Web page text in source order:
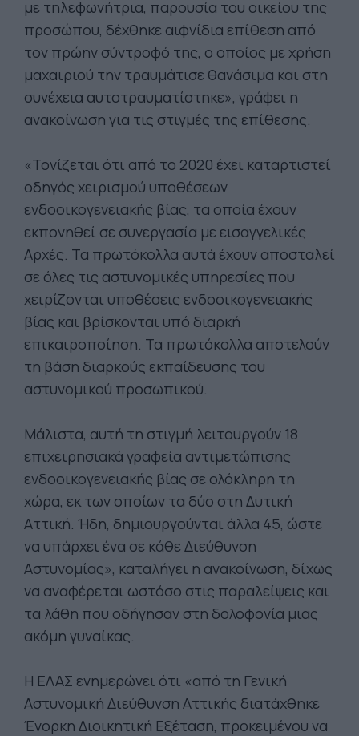
με τηλεφωνήτρια, παρουσία του οικείου της
προσώπου, δέχθηκε αιφνίδια επίθεση από
τον πρώην σύντροφό της, ο οποίος με χρήση
μαχαιριού την τραυμάτισε θανάσιμα και στη
συνέχεια αυτοτραυματίστηκε», γράφει η
ανακοίνωση για τις στιγμές της επίθεσης.
«Τονίζεται ότι από το 2020 έχει καταρτιστεί
οδηγός χειρισμού υποθέσεων
ενδοοικογενειακής βίας, τα οποία έχουν
εκπονηθεί σε συνεργασία με εισαγγελικές
Αρχές. Τα πρωτόκολλα αυτά έχουν αποσταλεί
σε όλες τις αστυνομικές υπηρεσίες που
χειρίζονται υποθέσεις ενδοοικογενειακής
βίας και βρίσκονται υπό διαρκή
επικαιροποίηση. Τα πρωτόκολλα αποτελούν
τη βάση διαρκούς εκπαίδευσης του
αστυνομικού προσωπικού.
Μάλιστα, αυτή τη στιγμή λειτουργούν 18
επιχειρησιακά γραφεία αντιμετώπισης
ενδοοικογενειακής βίας σε ολόκληρη τη
χώρα, εκ των οποίων τα δύο στη Δυτική
Αττική. Ήδη, δημιουργούνται άλλα 45, ώστε
να υπάρχει ένα σε κάθε Διεύθυνση
Αστυνομίας», καταλήγει η ανακοίνωση, δίχως
να αναφέρεται ωστόσο στις παραλείψεις και
τα λάθη που οδήγησαν στη δολοφονία μιας
ακόμη γυναίκας.
Η ΕΛΑΣ ενημερώνει ότι «από τη Γενική
Αστυνομική Διεύθυνση Αττικής διατάχθηκε
Ένορκη Διοικητική Εξέταση, προκειμένου να